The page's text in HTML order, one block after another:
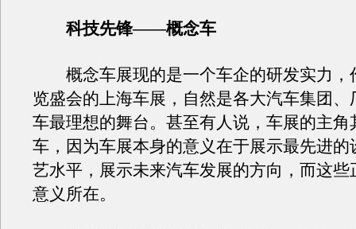
科技先锋——概念车
概念车展现的是一个车企的研发实力，
览盛会的上海车展，自然是各大汽车集团、
车最理想的舞台。甚至有人说，车展的主角
车，因为车展本身的意义在于展示最先进的
艺水平，展示未来汽车发展的方向，而这些
意义所在。